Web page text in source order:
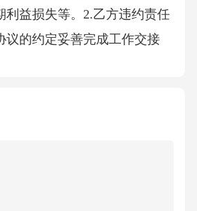
利益损失等。2.乙方违约责任
议的约定妥善完成工作交接
应采取措施消除因违约行为
方违反本协议约定的其他义